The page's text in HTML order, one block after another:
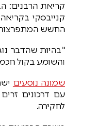
קריאת הרבנים:
קנייבסקי
החשש
"בהיות שהדבר
והשומע בקול
שמונה נוסעים
עם דרכונים
לחקירה.